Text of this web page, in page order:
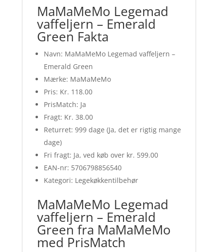
MaMaMeMo Legemad
vaffeljern – Emerald
Green Fakta
Navn: MaMaMeMo Legemad vaffeljern –
Emerald Green
Mærke: MaMaMeMo
Pris: Kr. 118.00
PrisMatch: Ja
Fragt: Kr. 38.00
Returret: 999 dage (Ja, det er rigtig mange
dage)
Fri fragt: Ja, ved køb over kr. 599.00
EAN-nr: 5706798856540
Kategori: Legekøkkentilbehør
MaMaMeMo Legemad
vaffeljern – Emerald
Green fra MaMaMeMo
med PrisMatch